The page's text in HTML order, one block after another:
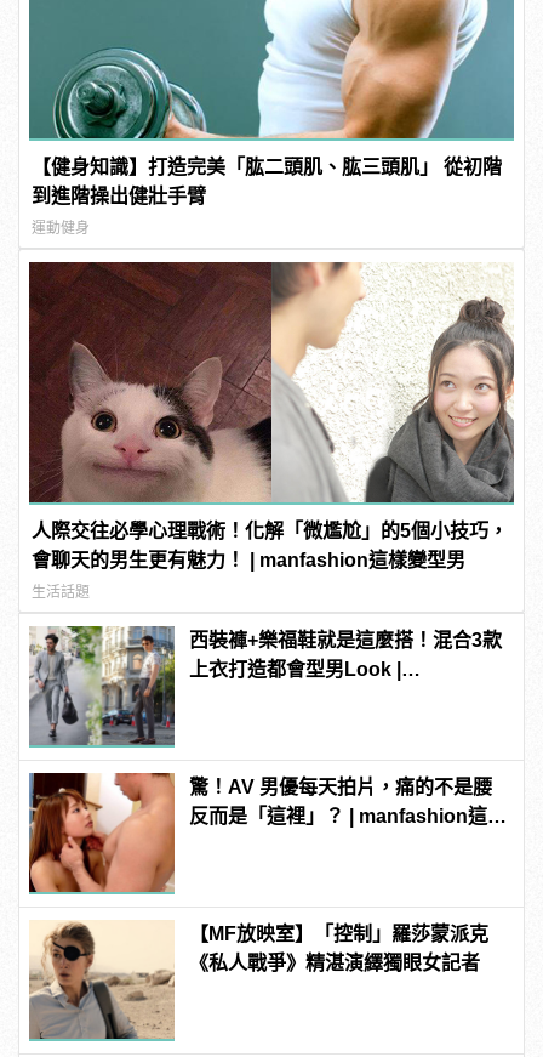
【健身知識】打造完美「肱二頭肌、肱三頭肌」 從初階
到進階操出健壯手臂
運動健身
人際交往必學心理戰術！化解「微尷尬」的5個小技巧，
會聊天的男生更有魅力！ | manfashion這樣變型男
生活話題
西裝褲+樂福鞋就是這麼搭！混合3款
上衣打造都會型男Look |
驚！AV 男優每天拍片，痛的不是腰
反而是「這裡」？ | manfashion這樣
【MF放映室】「控制」羅莎蒙派克
《私人戰爭》精湛演繹獨眼女記者